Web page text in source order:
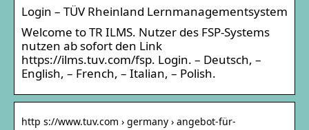
Login – TÜV Rheinland Lernmanagementsystem
Welcome to TR ILMS. Nutzer des FSP-Systems
nutzen ab sofort den Link
https://ilms.tuv.com/fsp. Login. – Deutsch, –
English, – French, – Italian, – Polish.
http s://www.tuv.com › germany › angebot-für-